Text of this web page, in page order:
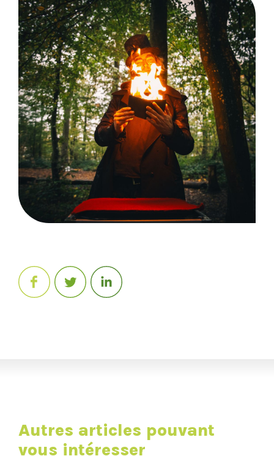
Autres articles pouvant
vous intéresser